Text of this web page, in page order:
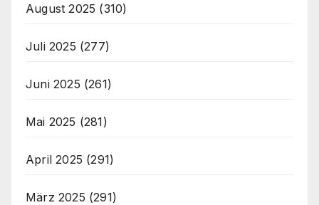
August 2025 (310)
Juli 2025 (277)
Juni 2025 (261)
Mai 2025 (281)
April 2025 (291)
März 2025 (291)